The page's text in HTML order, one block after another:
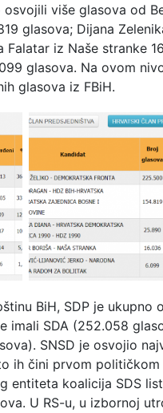
više glasova od
glasova; Dijana
iz Naše stranke
glasova. Na ovom
glasova iz FBiH.
BiH, SDP je ukupno
imali SDA (252.058
SNSD je osvojio
ih čini prvom
entiteta koalicija SDS
U RS-u, u izbornoj